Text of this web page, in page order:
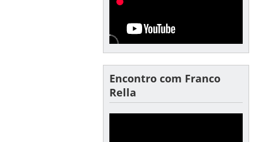
Encontro com Franco
Rella